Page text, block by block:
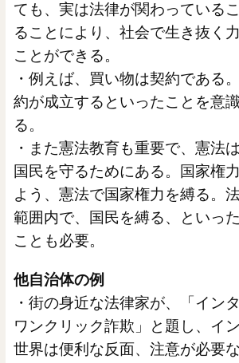
ても、実は法律が関わっている
ることにより、社会で生き抜く
ことができる。
・例えば、買い物は契約である
約が成立するといったことを意
る。
・また憲法教育も重要で、憲法
国民を守るためにある。国家権
よう、憲法で国家権力を縛る。
範囲内で、国民を縛る、といっ
ことも必要。
他自治体の例
・街の身近な法律家が、「イン
ワンクリック詐欺」と題し、イ
世界は便利な反面、注意が必要